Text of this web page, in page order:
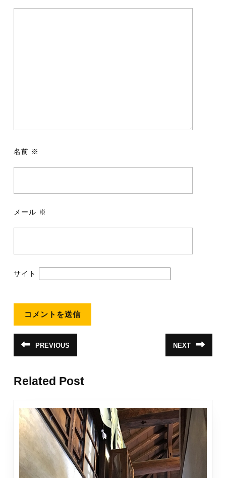
名前 ※
メール ※
サイト
投
稿
ビ
ゲ
ー
シ
ョ
ン
PREVIOUS
の
NEXT
の
Related Post